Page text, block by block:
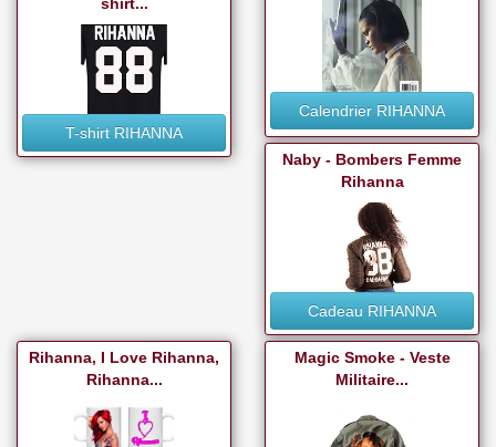
T-shirt RIHANNA
Calendrier RIHANNA
Naby - Bombers Femme
Rihanna
Cadeau RIHANNA
Rihanna, I Love Rihanna,
Rihanna...
Magic Smoke - Veste
Militaire...